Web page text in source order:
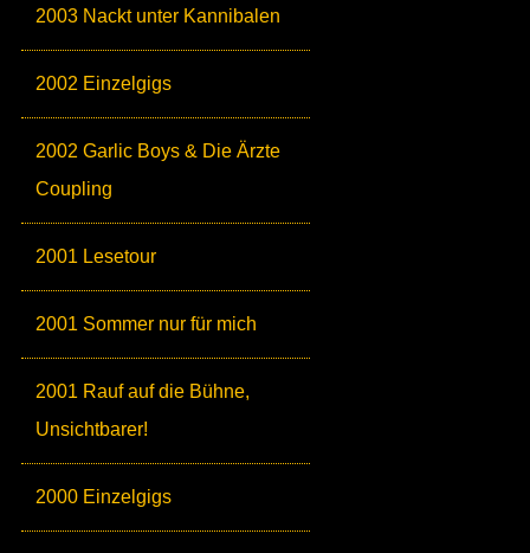
2003 Nackt unter Kannibalen
2002 Einzelgigs
2002 Garlic Boys & Die Ärzte
Coupling
2001 Lesetour
2001 Sommer nur für mich
2001 Rauf auf die Bühne,
Unsichtbarer!
2000 Einzelgigs